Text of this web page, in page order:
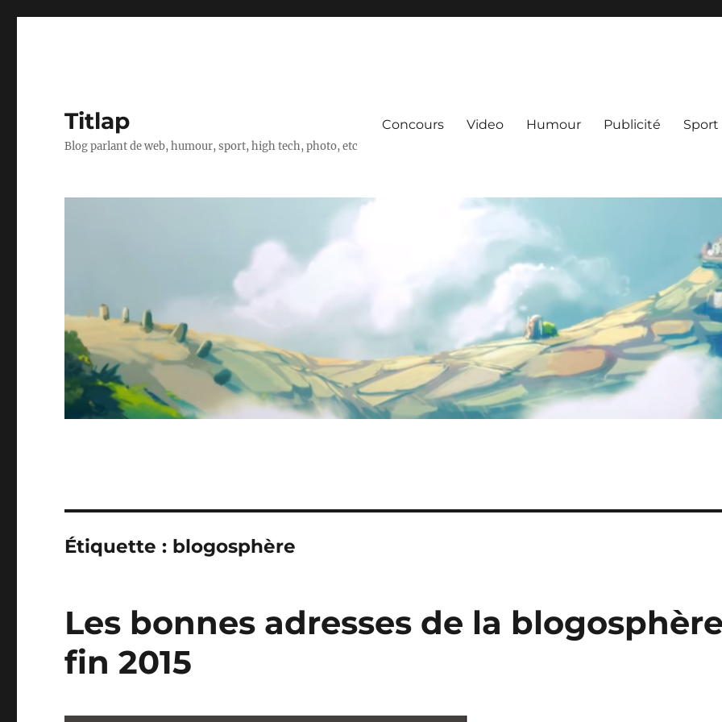
Titlap
Blog parlant de web, humour, sport, high tech, photo, etc
Concours Video Humour Publicité Sport
Étiquette : blogosphère
Les bonnes adresses de la
fin 2015